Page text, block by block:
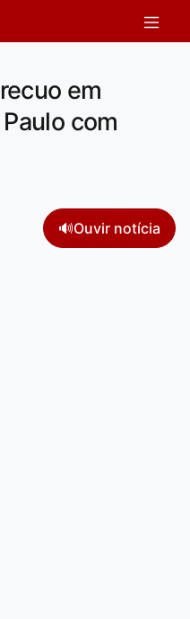
em
com
🔊Ouvir notícia